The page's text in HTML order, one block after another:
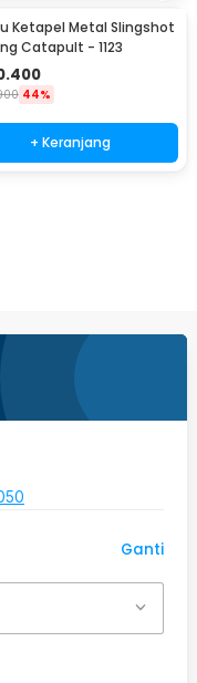
Ketapel Metal Slingshot
Catapult - 1123
44%
+ Keranjang
Ganti